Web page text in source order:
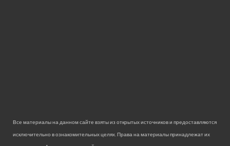
Все материалы на данном сайте взяты из открытых источников и предоставляются
исключительно в ознакомительных целях. Права на материалы принадлежат их